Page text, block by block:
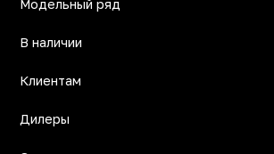
Модельный ряд
В наличии
Клиентам
Дилеры